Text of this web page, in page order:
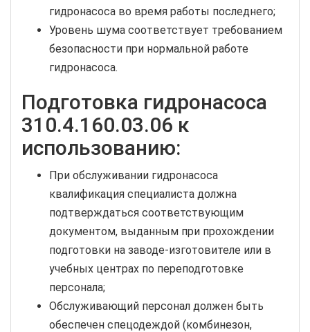
гидронасоса во время работы последнего;
Уровень шума соответствует требованием
безопасности при нормальной работе
гидронасоса.
Подготовка гидронасоса
310.4.160.03.06 к
использованию:
При обслуживании гидронасоса
квалификация специалиста должна
подтверждаться соответствующим
документом, выданным при прохождении
подготовки на заводе-изготовителе или в
учебных центрах по переподготовке
персонала;
Обслуживающий персонал должен быть
обеспечен спецодеждой (комбинезон,